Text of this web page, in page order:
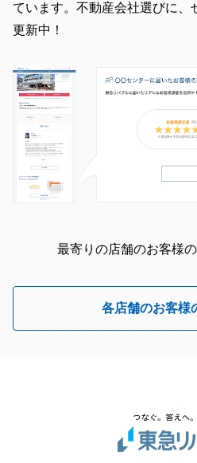
ています。不動産会社選びに、
更新中！
最寄りの店舗のお客様
各店舗のお客様